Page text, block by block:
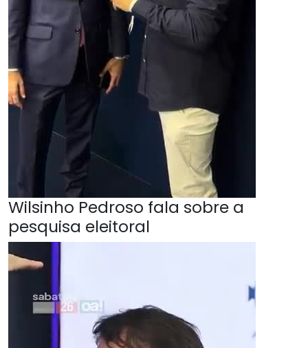
Wilsinho Pedroso fala sobre a
pesquisa eleitoral